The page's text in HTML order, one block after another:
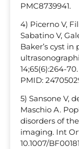
PMC8739941.
4) Picerno V,
Sabatino V,
Baker’s cyst
14;65(6):264-
PMID:
5) Sansone V,
Maschio A.
disorders of
imaging. Int
10.1007/